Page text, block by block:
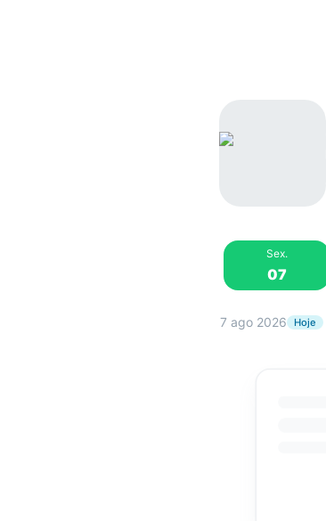
Sex.
07
7 ago 2026 Hoje